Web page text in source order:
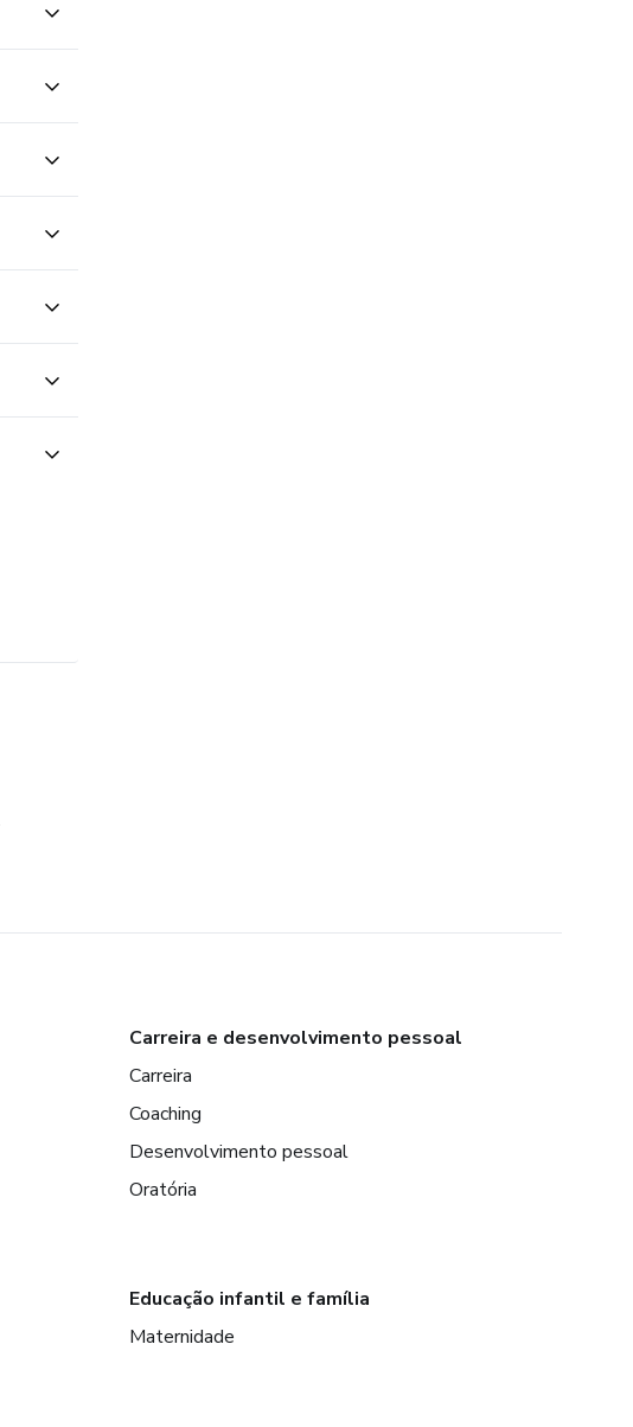
Carreira e desenvolvimento pessoal
Carreira
Coaching
Desenvolvimento pessoal
Oratória
Educação infantil e família
Maternidade